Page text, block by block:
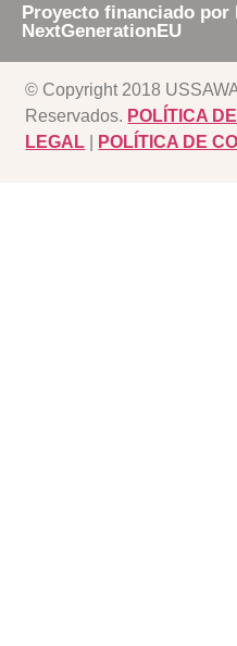
Proyecto financiado por
NextGenerationEU
© Copyright 2018
Reservados. POLÍTICA
LEGAL
POLÍTICA DE